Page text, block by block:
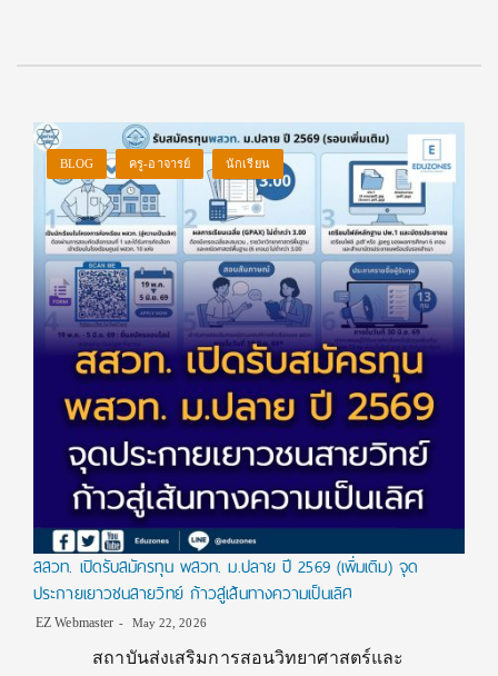
BLOG ครู-อาจารย์ นักเรียน
สสวท. เปิดรับสมัครทุน พสวท. ม.ปลาย ปี 2569 (เพิ่มเติม) จุด
ประกายเยาวชนสายวิทย์ ก้าวสู่เส้นทางความเป็นเลิศ
EZ Webmaster May 22, 2026
สถาบันส่งเสริมการสอนวิทยาศาสตร์และ